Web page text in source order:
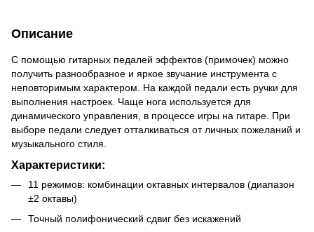
Описание
С помощью гитарных педалей эффектов (примочек) можно
получить разнообразное и яркое звучание инструмента с
неповторимым характером. На каждой педали есть ручки для
выполнения настроек. Чаще нога используется для
динамического управления, в процессе игры на гитаре. При
выборе педали следует отталкиваться от личных пожеланий и
музыкального стиля.
Характеристики:
11 режимов: комбинации октавных интервалов (диапазон
±2 октавы)
Точный полифонический сдвиг без искажений